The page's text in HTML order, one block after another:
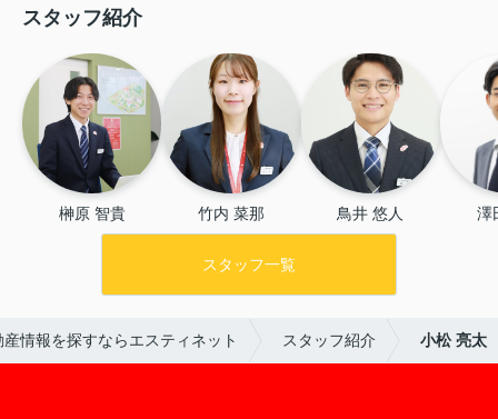
してくださり、最後まで安心してお
通してとても満足しております。
スタッフ紹介
榊原 智貴 竹内 菜那 鳥井 悠人 澤
スタッフ一覧
情報を探すならエスティネット スタッフ紹介 小松 亮太